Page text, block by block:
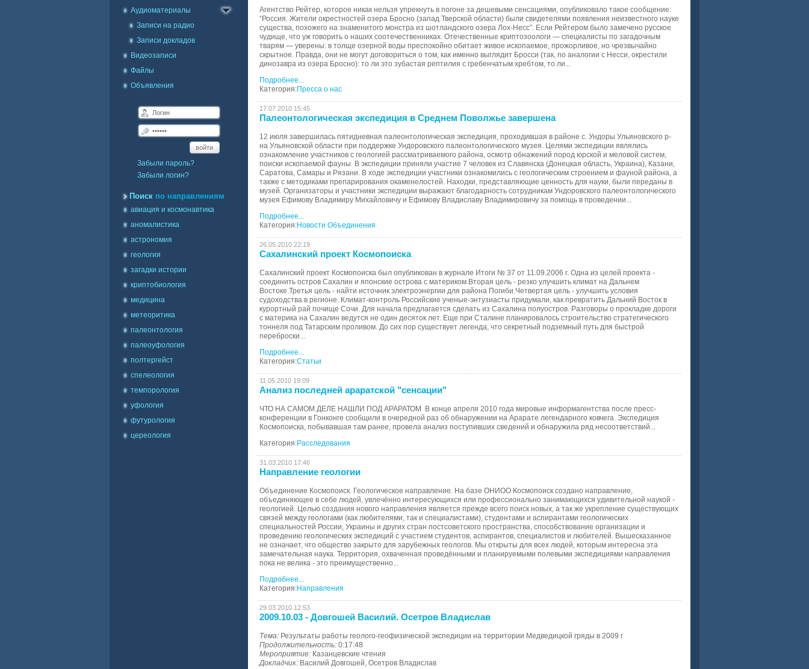
Аудиоматериалы
Записи на радио
Записи докладов
Видеозаписи
Файлы
Объявления
войти
Забыли пароль?
Забыли логин?
Поиск по направлениям
авиация и космонавтика
аномалистика
астрономия
геология
загадки истории
криптобиология
медицина
метеоритика
палеонтология
палеоуфология
полтергейст
спелеология
темпорология
уфология
футурология
цереология
Агентство Рейтер, которое никак нельзя упрекнуть в погоне за дешевыми сенсациями, опубликовало такое сообщение:
“Россия. Жители окрестностей озера Бросно (запад Тверской области) были свидетелями появления неизвестного науке
существа, похожего на знаменитого монстра из шотландского озера Лох-Несс”. Если Рейтером было замечено русское
чудище, что уж говорить о наших соотечественниках. Отечественные криптозоологи — специалисты по загадочным
тварям — уверены: в толще озерной воды преспокойно обитает живое ископаемое, прожорливое, но чрезвычайно
скрытное. Правда, они не могут договориться о том, как именно выглядит Бросси (так, по аналогии с Несси, окрестили
динозавра из озера Бросно): то ли это зубастая рептилия с гребенчатым хребтом, то ли...
Подробнее...
Категория:Пресса о нас
17.07.2010 15:45
Палеонтологическая экспедиция в Среднем Поволжье завершена
12 июля завершилась пятидневная палеонтологическая экспедиция, проходившая в районе с. Ундоры Ульяновского р-
на Ульяновской области при поддержке Ундоровского палеонтологического музея. Целями экспедиции являлись
ознакомление участников с геологией рассматриваемого района, осмотр обнажений пород юрской и меловой систем,
поиски ископаемой фауны. В экспедиции приняли участие 7 человек из Славянска (Донецкая область, Украина), Казани,
Саратова, Самары и Рязани. В ходе экспедиции участники ознакомились с геологическим строением и фауной района, а
также с методиками препарирования окаменелостей. Находки, представляющие ценность для науки, были переданы в
музей. Организаторы и участники экспедиции выражают благодарность сотрудникам Ундоровского палеонтологического
музея Ефимову Владимиру Михайловичу и Ефимову Владиславу Владимировичу за помощь в проведении...
Подробнее...
Категория:Новости Объединения
26.05.2010 22:19
Сахалинский проект Космопоиска
Сахалинский проект Космопоиска был опубликован в журнале Итоги № 37 от 11.09.2006 г. Одна из целей проекта -
соединить остров Сахалин и японские острова с материком.Вторая цель - резко улучшить климат на Дальнем
Востоке.Третья цель - найти источник электроэнергии для района Погиби.Четвертая цель - улучшить условия
судоходства в регионе. Климат-контроль Российские ученые-энтузиасты придумали, как превратить Дальний Восток в
курортный рай почище Сочи. Для начала предлагается сделать из Сахалина полуостров. Разговоры о прокладке дороги
с материка на Сахалин ведутся не один десяток лет. Еще при Сталине планировалось строительство стратегического
тоннеля под Татарским проливом. До сих пор существует легенда, что секретный подземный путь для быстрой
переброски...
Подробнее...
Категория:Статьи
11.05.2010 19:09
Анализ последней араратской "сенсации"
ЧТО НА САМОМ ДЕЛЕ НАШЛИ ПОД АРАРАТОМ В конце апреля 2010 года мировые информагентства после пресс-
конференции в Гонконге сообщили в очередной раз об обнаружении на Арарате легендарного ковчега. Экспедиция
Космопоиска, побывавшая там ранее, провела анализ поступивших сведений и обнаружила ряд несоответствий...
Категория:Расследования
31.03.2010 17:46
Направление геологии
Объединение Космопоиск. Геологическое направление. На базе ОНИОО Космопоиск создано направление,
объединяющее в себе людей, увлечённо интересующихся или профессионально занимающихся удивительной наукой -
геологией. Целью создания нового направления является прежде всего поиск новых, а так же укрепление существующих
связей между геологами (как любителями, так и специалистами), студентами и аспирантами геологических
специальностей России, Украины и других стран постсоветского пространства, способствование организации и
проведению геологических экспедиций с участием студентов, аспирантов, специалистов и любителей. Вышесказанное
не означает, что общество закрыто для зарубежных геологов. Мы открыты для всех людей, которым интересна эта
замечательная наука. Территория, охваченная проведёнными и планируемыми полевыми экспедициями направления
пока не велика - это преимущественно...
Подробнее...
Категория:Направления
29.03.2010 12:53
2009.10.03 - Довгошей Василий. Осетров Владислав
Тема: Результаты работы геолого-геофизической экспедиции на территории Медведицкой гряды в 2009 г
Продолжительность: 0:17:48
Мероприятие: Казанцевские чтения
Докладчик: Василий Довгошей, Осетров Владислав